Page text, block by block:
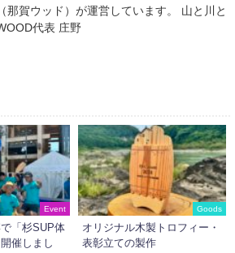
賀ウッド）が運営しています。 山と川と
代表 庄野
Event
「杉SUP体
催しまし
Goods
オリジナル木製トロフィー・
表彰立ての製作